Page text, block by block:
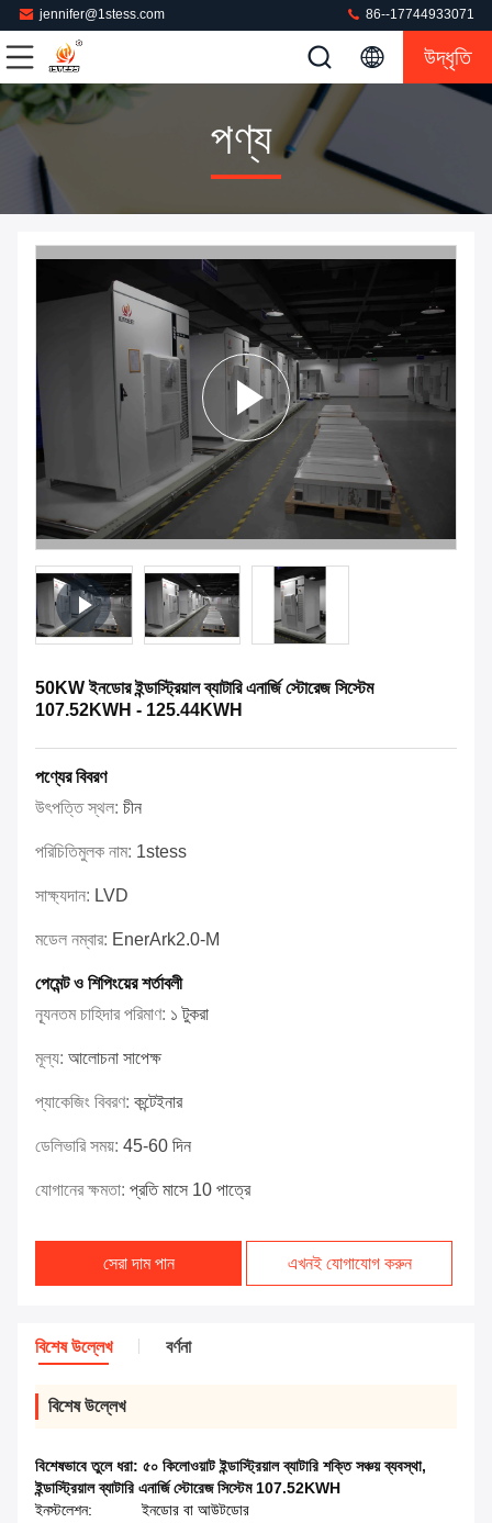
jennifer@1stess.com 86--17744933071
উদ্ধৃতি
পণ্য
50KW ইনডোর ইন্ডাস্ট্রিয়াল ব্যাটারি এনার্জি স্টোরেজ সিস্টেম
107.52KWH - 125.44KWH
পণ্যের বিবরণ
উৎপত্তি স্থল: চীন
পরিচিতিমুলক নাম: 1stess
সাক্ষ্যদান: LVD
মডেল নম্বার: EnerArk2.0-M
পেমেন্ট ও শিপিংয়ের শর্তাবলী
ন্যূনতম চাহিদার পরিমাণ: ১ টুকরা
মূল্য: আলোচনা সাপেক্ষ
প্যাকেজিং বিবরণ: কন্টেইনার
ডেলিভারি সময়: 45-60 দিন
যোগানের ক্ষমতা: প্রতি মাসে 10 পাত্রে
সেরা দাম পান এখনই যোগাযোগ করুন
বিশেষ উল্লেখ বর্ণনা
বিশেষ উল্লেখ
বিশেষভাবে তুলে ধরা: ৫০ কিলোওয়াট ইন্ডাস্ট্রিয়াল ব্যাটারি শক্তি সঞ্চয় ব্যবস্থা,
ইন্ডাস্ট্রিয়াল ব্যাটারি এনার্জি স্টোরেজ সিস্টেম 107.52KWH
ইনস্টলেশন:
ইনডোর বা আউটডোর